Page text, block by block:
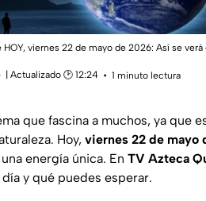
viernes 22 de mayo de 2026: Así se
| Actualizado 🕑 12:24
1 minuto lectura
que fascina a muchos, ya que
Hoy, viernes 22 de mayo
energía única. En TV Azteca
y qué puedes esperar.